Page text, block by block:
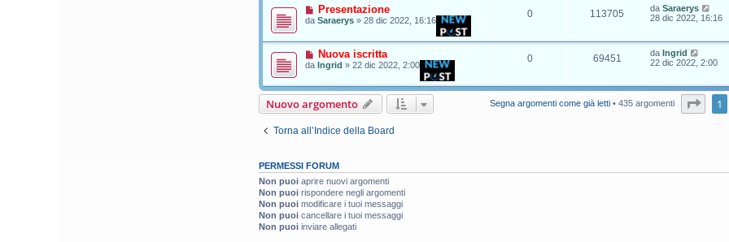
Presentazione
da Saraerys » 28 dic 2022, 16:16
0 113705 da Saraerys
28 dic 2022, 16:16
Nuova iscritta
da Ingrid » 22 dic 2022, 2:00
0 69451 da Ingrid
22 dic 2022, 2:00
Nuovo argomento Segna argomenti come già letti • 435 argomenti 1
Torna all’Indice della Board
PERMESSI FORUM
Non puoi aprire nuovi argomenti
Non puoi rispondere negli argomenti
Non puoi modificare i tuoi messaggi
Non puoi cancellare i tuoi messaggi
Non puoi inviare allegati